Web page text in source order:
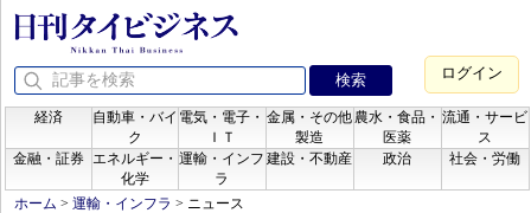
ログイン
経済
自動車・バイ
ク
電気・電子・
ＩＴ
金属・その他
製造
農水・食品・
医薬
流通・サービ
ス
金融・証券
エネルギー・
化学
運輸・インフ
ラ
建設・不動産 政治 社会・労働
ホーム > 運輸・インフラ > ニュース